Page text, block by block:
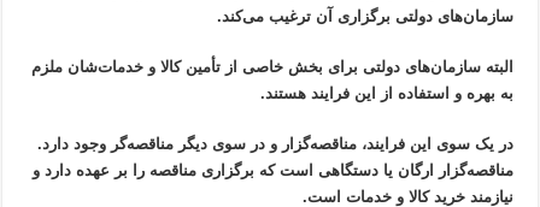
سازمان‌های دولتی برگزاری آن ترغیب می‌کند.
البته سازمان‌های دولتی برای بخش خاصی از تأمین کالا و خدمات‌شان ملزم
به بهره و استفاده از این فرایند هستند.
در یک سوی این فرایند، مناقصه‌گزار و در سوی دیگر مناقصه‌گر وجود دارد.
مناقصه‌گزار ارگان یا دستگاهی است که برگزاری مناقصه را بر عهده دارد و
نیازمند خرید کالا و خدمات است.